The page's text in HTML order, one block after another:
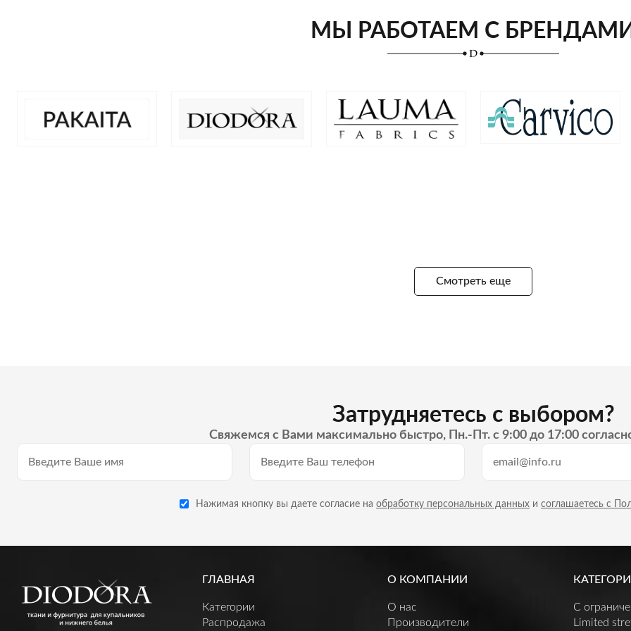
МЫ РАБОТАЕМ С
Смотреть еще
Затрудняетесь с выбором?
Свяжемся с Вами максимально быстро, Пн.-Пт. с 9:00 до 17:00
Нажимая кнопку вы даете согласие на обработку персональных данных и соглашаетесь с
ГЛАВНАЯ
Категории
Распродажа
О КОМПАНИИ
О нас
Производители
C
Limited